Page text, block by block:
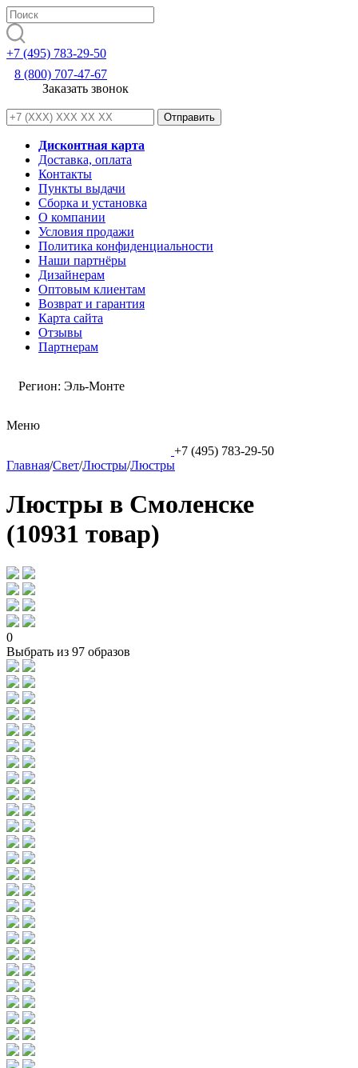
+7 (495) 783-29-50
8 (800) 707-47-67
Заказать звонок
Дисконтная карта
Доставка, оплата
Контакты
Пункты выдачи
Сборка и установка
О компании
Условия продажи
Политика конфиденциальности
Наши партнёры
Дизайнерам
Оптовым клиентам
Возврат и гарантия
Карта сайта
Отзывы
Партнерам
Регион: Эль-Монте
Меню
+7 (495) 783-29-50
Главная/Свет/Люстры/Люстры
Люстры в Смоленске
(10931 товар)
0
Выбрать из 97 образов